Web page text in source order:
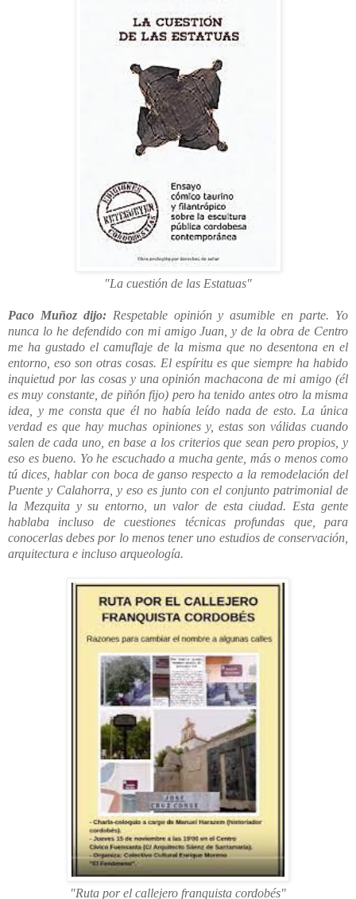
"La cuestión de las Estatuas"
Paco Muñoz dijo: Respetable opinión y asumible en parte. Yo
nunca lo he defendido con mi amigo Juan, y de la obra de Centro
me ha gustado el camuflaje de la misma que no desentona en el
entorno, eso son otras cosas. El espíritu es que siempre ha habido
inquietud por las cosas y una opinión machacona de mi amigo (él
es muy constante, de piñón fijo) pero ha tenido antes otro la misma
idea, y me consta que él no había leído nada de esto. La única
verdad es que hay muchas opiniones y, estas son válidas cuando
salen de cada uno, en base a los criterios que sean pero propios, y
eso es bueno. Yo he escuchado a mucha gente, más o menos como
tú dices, hablar con boca de ganso respecto a la remodelación del
Puente y Calahorra, y eso es junto con el conjunto patrimonial de
la Mezquita y su entorno, un valor de esta ciudad. Esta gente
hablaba incluso de cuestiones técnicas profundas que, para
conocerlas debes por lo menos tener uno estudios de conservación,
arquitectura e incluso arqueología.
"Ruta por el callejero franquista cordobés"